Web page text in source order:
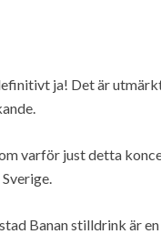
ja! Det är
varför just detta
Banan stilldrink är